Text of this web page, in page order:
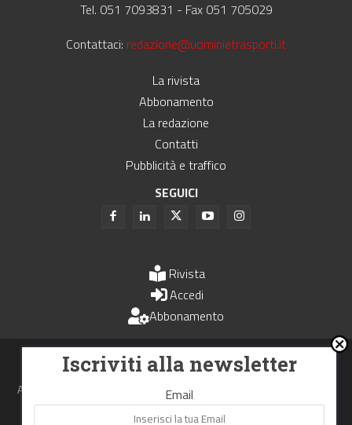
Tel. 051 7093831 - Fax 051 705029
Contattaci: redazione@uominietrasporti.it
La rivista
Abbonamento
La redazione
Contatti
Pubblicità e traffico
SEGUICI
Rivista
Accedi
Abbonamento
Uomini e Trasporti è un periodico associato all'Unione Stampa
Periodica Italiana - USPI
Autorizzazione del Tribunale di Bologna N.4993 del 15 giugno 1982
Webdesign made inNowhere
Iscriviti alla newsletter
Email